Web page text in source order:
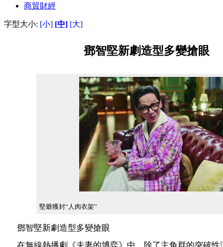
商貿財經
字型大小: [小] [中] [大]
鄧智堅新劇造型多變搶眼
堅爺獲封“人肉衣架”
鄧智堅新劇造型多變搶眼